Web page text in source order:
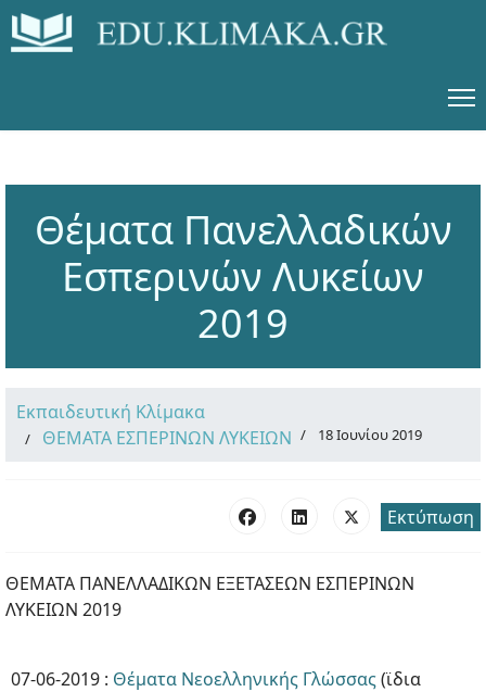
Θέματα Πανελλαδικών
Εσπερινών Λυκείων
2019
Εκπαιδευτική Κλίμακα
ΘΕΜΑΤΑ ΕΣΠΕΡΙΝΩΝ ΛΥΚΕΙΩΝ
18 Ιουνίου 2019
Εκτύπωση
ΘΕΜΑΤΑ ΠΑΝΕΛΛΑΔΙΚΩΝ ΕΞΕΤΑΣΕΩΝ ΕΣΠΕΡΙΝΩΝ
ΛΥΚΕΙΩΝ 2019
07-06-2019 : Θέματα Νεοελληνικής Γλώσσας(ϊδια